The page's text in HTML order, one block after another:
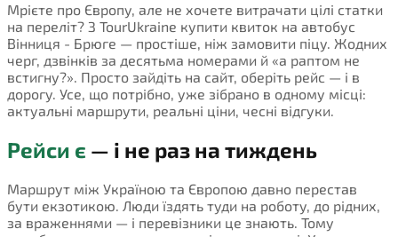
Мрієте про Європу, але не хочете витрачати цілі статки
на переліт? З TourUkraine купити квиток на автобус
Вінниця - Брюге — простіше, ніж замовити піцу. Жодних
черг, дзвінків за десятьма номерами й «а раптом не
встигну?». Просто зайдіть на сайт, оберіть рейс — і в
дорогу. Усе, що потрібно, уже зібрано в одному місці:
актуальні маршрути, реальні ціни, чесні відгуки.
Рейси є — і не раз на тиждень
Маршрут між Україною та Європою давно перестав
бути екзотикою. Люди їздять туди на роботу, до рідних,
за враженнями — і перевізники це знають. Тому